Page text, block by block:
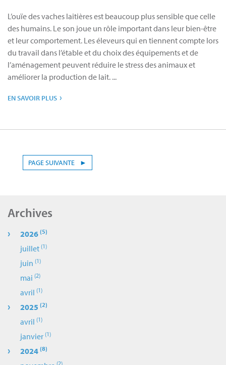
L’ouïe des vaches laitières est beaucoup plus sensible que celle
des humains. Le son joue un rôle important dans leur bien-être
et leur comportement. Les éleveurs qui en tiennent compte lors
du travail dans l’étable et du choix des équipements et de
l’aménagement peuvent réduire le stress des animaux et
améliorer la production de lait. ...
EN SAVOIR PLUS ›
PAGE SUIVANTE ►
Archives
2026 (5)
juillet (1)
juin (1)
mai (2)
avril (1)
2025 (2)
avril (1)
janvier (1)
2024 (8)
(2)